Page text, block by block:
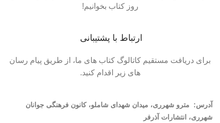
روز کتاب بخوانیم!
ارتباط با پشتیبانی
برای دریافت مستقیم کاتالوگ کتاب های ما، از طریق پیام رسان
های زیر اقدام کنید.
آدرس: مترو شهرری، میدان شهدای شاملو، کانون فرهنگی جوانان
شهرری، انتشارات آذرفر